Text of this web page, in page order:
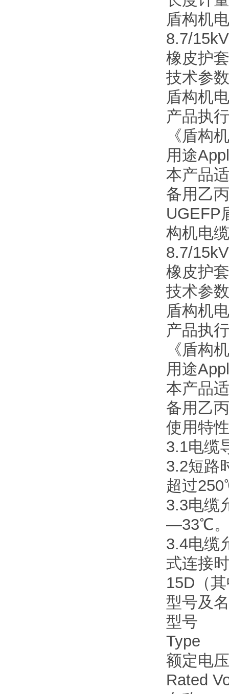
盾构机
8.7/
橡皮护
技术参数
盾构机
产品执
《盾构
用途
本产品
备用乙
UGEFP
构机电
8.7/
橡皮护
技术参数
盾构机
产品执
《盾构
用途
本产品
备用乙
使用特
3.1电缆
3.2短路
超过
3.3电缆
—33℃
3.4电缆
式连接
15D（
型号及
型号
Type
额定电
Rated